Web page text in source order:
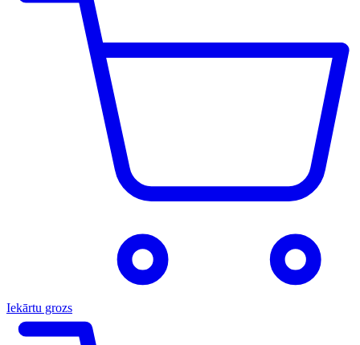
Iekārtu grozs